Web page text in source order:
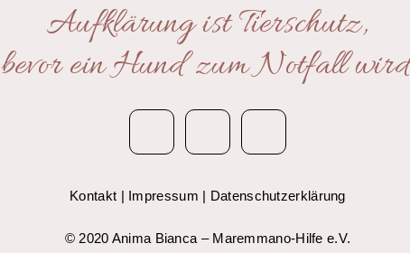
Aufklärung ist Tierschutz,
bevor ein Hund zum Notfall
Kontakt | Impressum | Datenschutzerklärung
© 2020 Anima Bianca – Maremmano-Hilfe e.V.